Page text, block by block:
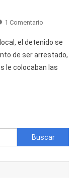
1 ComentarioEn
A
Cubano
Que
Asesinato
Su
el detenido se
de ser arrestado,
le colocaban las
Buscar: